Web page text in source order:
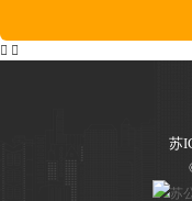
 
苏
苏